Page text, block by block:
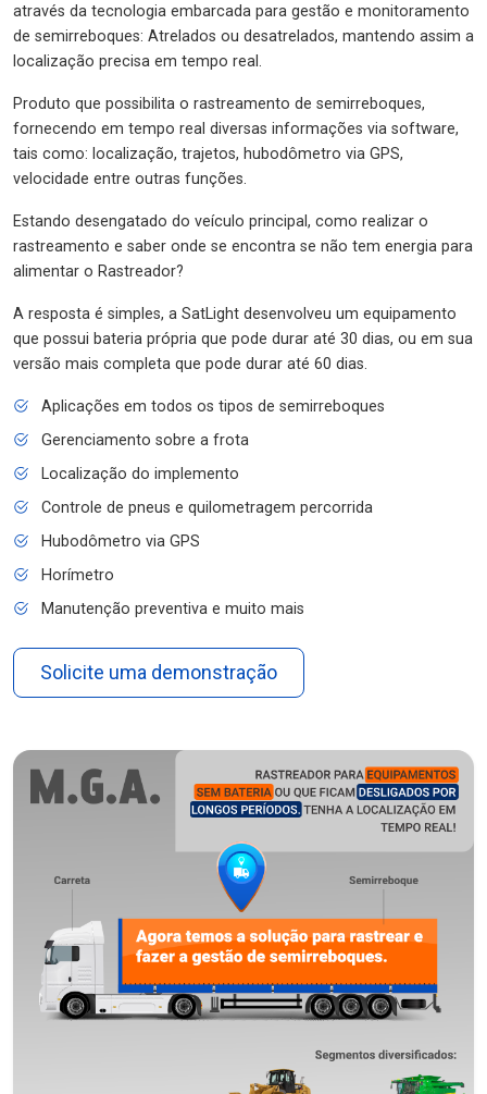
através da tecnologia embarcada para gestão e monitoramento
de semirreboques: Atrelados ou desatrelados, mantendo assim a
localização precisa em tempo real.
Produto que possibilita o rastreamento de semirreboques,
fornecendo em tempo real diversas informações via software,
tais como: localização, trajetos, hubodômetro via GPS,
velocidade entre outras funções.
Estando desengatado do veículo principal, como realizar o
rastreamento e saber onde se encontra se não tem energia para
alimentar o Rastreador?
A resposta é simples, a SatLight desenvolveu um equipamento
que possui bateria própria que pode durar até 30 dias, ou em sua
versão mais completa que pode durar até 60 dias.
Aplicações em todos os tipos de semirreboques
Gerenciamento sobre a frota
Localização do implemento
Controle de pneus e quilometragem percorrida
Hubodômetro via GPS
Horímetro
Manutenção preventiva e muito mais
Solicite uma demonstração